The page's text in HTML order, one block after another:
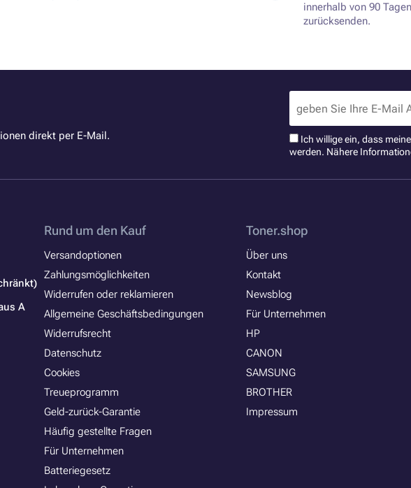
innerhalb von 90 Tagen
zurücksenden.
direkt per E-Mail.
Ich willige ein, dass
werden. Nähere
A
Rund um den Kauf
Versandoptionen
Zahlungsmöglichkeiten
Widerrufen oder reklamieren
Allgemeine Geschäftsbedingungen
Widerrufsrecht
Datenschutz
Cookies
Treueprogramm
Geld-zurück-Garantie
Häufig gestellte Fragen
Für Unternehmen
Batteriegesetz
Toner.shop
Über uns
Kontakt
Newsblog
Für Unternehmen
HP
CANON
SAMSUNG
BROTHER
Impressum